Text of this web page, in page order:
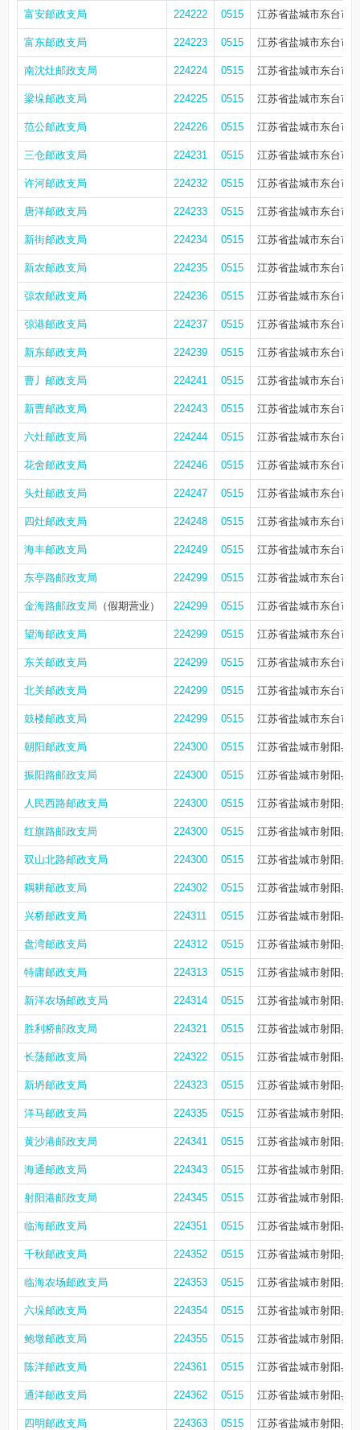
富安邮政支局 224222 0515 江苏省盐城市东台市
富东邮政支局 224223 0515 江苏省盐城市东台市
南沈灶邮政支局 224224 0515 江苏省盐城市东台市
梁垛邮政支局 224225 0515 江苏省盐城市东台市
范公邮政支局 224226 0515 江苏省盐城市东台市
三仓邮政支局 224231 0515 江苏省盐城市东台市
许河邮政支局 224232 0515 江苏省盐城市东台市
唐洋邮政支局 224233 0515 江苏省盐城市东台市
新街邮政支局 224234 0515 江苏省盐城市东台市
新农邮政支局 224235 0515 江苏省盐城市东台市
弶农邮政支局 224236 0515 江苏省盐城市东台市
弶港邮政支局 224237 0515 江苏省盐城市东台市
新东邮政支局 224239 0515 江苏省盐城市东台市
曹丿邮政支局 224241 0515 江苏省盐城市东台市
新曹邮政支局 224243 0515 江苏省盐城市东台市
六灶邮政支局 224244 0515 江苏省盐城市东台市
花舍邮政支局 224246 0515 江苏省盐城市东台市
头灶邮政支局 224247 0515 江苏省盐城市东台市
四灶邮政支局 224248 0515 江苏省盐城市东台市
海丰邮政支局 224249 0515 江苏省盐城市东台市
东亭路邮政支局 224299 0515 江苏省盐城市东台市
金海路邮政支局 （假期营业） 224299 0515 江苏省盐城市东台市
望海邮政支局 224299 0515 江苏省盐城市东台市
东关邮政支局 224299 0515 江苏省盐城市东台市
北关邮政支局 224299 0515 江苏省盐城市东台市
鼓楼邮政支局 224299 0515 江苏省盐城市东台市
朝阳邮政支局 224300 0515 江苏省盐城市射阳县
振阳路邮政支局 224300 0515 江苏省盐城市射阳县
人民西路邮政支局 224300 0515 江苏省盐城市射阳县
红旗路邮政支局 224300 0515 江苏省盐城市射阳县
双山北路邮政支局 224300 0515 江苏省盐城市射阳县
耦耕邮政支局 224302 0515 江苏省盐城市射阳县
兴桥邮政支局 224311 0515 江苏省盐城市射阳县
盘湾邮政支局 224312 0515 江苏省盐城市射阳县
特庸邮政支局 224313 0515 江苏省盐城市射阳县
新洋农场邮政支局 224314 0515 江苏省盐城市射阳县
胜利桥邮政支局 224321 0515 江苏省盐城市射阳县
长荡邮政支局 224322 0515 江苏省盐城市射阳县
新坍邮政支局 224323 0515 江苏省盐城市射阳县
洋马邮政支局 224335 0515 江苏省盐城市射阳县
黄沙港邮政支局 224341 0515 江苏省盐城市射阳县
海通邮政支局 224343 0515 江苏省盐城市射阳县
射阳港邮政支局 224345 0515 江苏省盐城市射阳县
临海邮政支局 224351 0515 江苏省盐城市射阳县
千秋邮政支局 224352 0515 江苏省盐城市射阳县
临海农场邮政支局 224353 0515 江苏省盐城市射阳县
六垛邮政支局 224354 0515 江苏省盐城市射阳县
鲍墩邮政支局 224355 0515 江苏省盐城市射阳县
陈洋邮政支局 224361 0515 江苏省盐城市射阳县
通洋邮政支局 224362 0515 江苏省盐城市射阳县
四明邮政支局 224363 0515 江苏省盐城市射阳县